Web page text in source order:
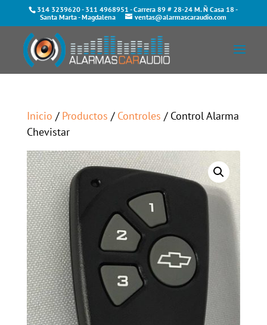
314 3239620- 311 4968951 - Carrera 89 # 28-24 M. Ñ Casa 18 -
Santa Marta - Magdalena
ventas@alarmascaraudio.com
Inicio / Productos / Controles / Control Alarma
Chevistar